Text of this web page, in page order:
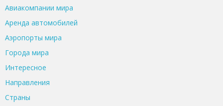
Авиакомпании мира
Аренда автомобилей
Аэропорты мира
Города мира
Интересное
Направления
Страны